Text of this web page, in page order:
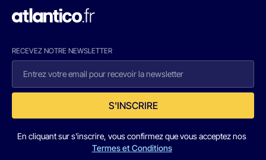
RECEVEZ NOTRE NEWSLETTER
S'INSCRIRE
En cliquant sur s'inscrire, vous confirmez que vous acceptez nos
Termes et Conditions